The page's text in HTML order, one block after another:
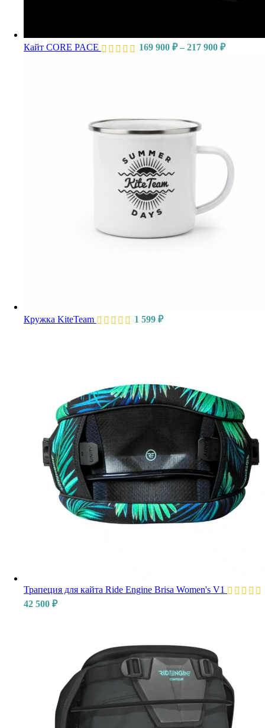
Кайт CORE PACE 169 900 ₽ – 217 900 ₽
Кружка KiteTeam 1 599 ₽
Трапеция для кайта Ride Engine Brisa Women's V1
42 500 ₽